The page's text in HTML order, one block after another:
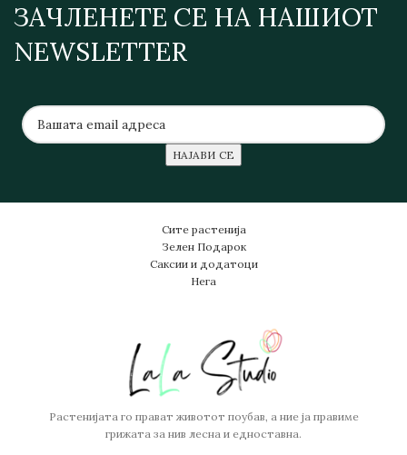
ЗАЧЛЕНЕТЕ СЕ НА НАШИОТ
NEWSLETTER
Сите растенија
Зелен Подарок
Саксии и додатоци
Нега
Растенијата го прават животот поубав, а ние ја правиме
грижата за нив лесна и едноставна.